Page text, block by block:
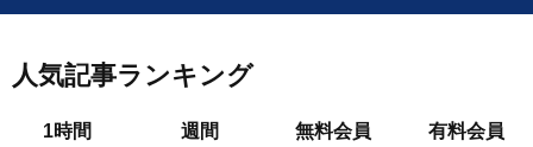
人気記事ランキング
1時間 週間 無料会員 有料会員